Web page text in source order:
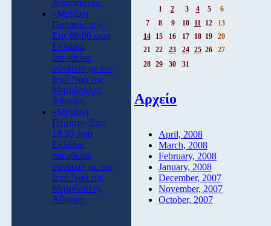
Αναστάσεως.
«Μεγάλη
Παρασκευή»:
Στις 08.00 ώρα
Ελλάδας
απευθείας
σύνδεση με τον
Ιερό Ναό της
Μητρόπολης
Αθηνών.
«Μεγάλη
Πέμπτη»:Στις
18.30 ώρα
Ελλάδας
απευθείας
σύνδεση με τον
Ιερό Ναό της
Μητρόπολης
Αθηνών.
1
2 3 4 5
6
7
8 9 10 11 12
13
14
15 16 17 18 19
20
21
22 23 24 25 26
27
28
29 30 31
Αρχείο
April, 2008
March, 2008
February, 2008
January, 2008
December, 2007
November, 2007
October, 2007